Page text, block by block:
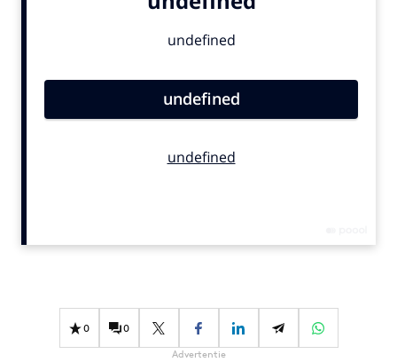
Gedragsverandering
Influencer marketing
0 0
Advertentie